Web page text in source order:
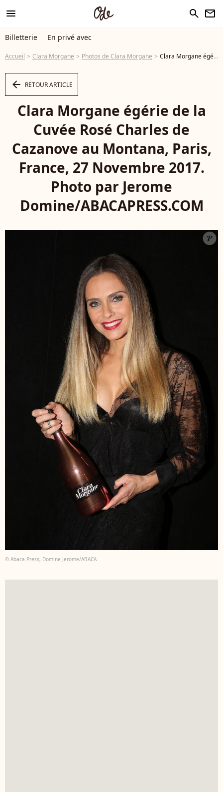
menu search newsletter
Billetterie En privé avec
Accueil Clara Morgane Photos de Clara Morgane Clara Morgane égérie de la Cuvée Rosé Charles de Cazanove au Montana, Paris, France, 27 Novembre 2017. Photo par Jerome Domine/ABACAPRESS.COM - Photo
arrow_left RETOUR ARTICLE
Clara Morgane égérie de la
Cuvée Rosé Charles de
Cazanove au Montana, Paris,
France, 27 Novembre 2017.
Photo par Jerome
Domine/ABACAPRESS.COM
© Abaca Press, Domine Jerome/ABACA